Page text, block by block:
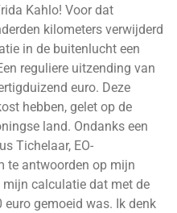
Kahlo! Voor dat
kilometers verwijderd
in de buitenlucht een
reguliere uitzending van
euro. Deze
hebben, gelet op de
land. Ondanks een
Tichelaar, EO-
te antwoorden op mijn
calculatie dat met de
gemoeid was. Ik denk